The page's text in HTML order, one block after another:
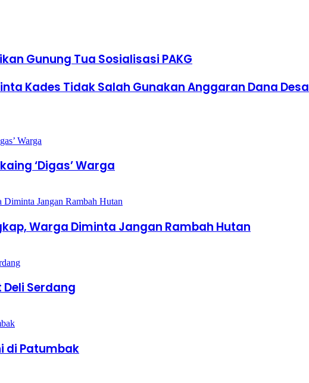
Gunung Tua Sosialisasi PAKG
Kades Tidak Salah Gunakan Anggaran Dana Desa
‘Digas’ Warga
Warga Diminta Jangan Rambah Hutan
Serdang
di Patumbak